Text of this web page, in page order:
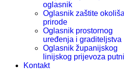
oglasnik
Oglasnik zaštite
prirode
Oglasnik prostornog
uređenja i graditeljstva
Oglasnik županijskog
linijskog prijevoza
Kontakt